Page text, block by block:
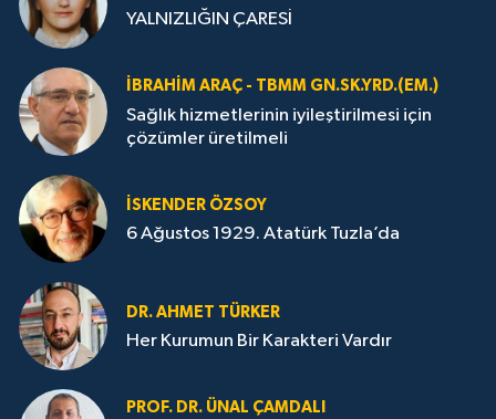
YALNIZLIĞIN ÇARESİ
İBRAHIM ARAÇ - TBMM GN.SK.YRD.(EM.)
Sağlık hizmetlerinin iyileştirilmesi için
çözümler üretilmeli
İSKENDER ÖZSOY
6 Ağustos 1929. Atatürk Tuzla’da
DR. AHMET TÜRKER
Her Kurumun Bir Karakteri Vardır
PROF. DR. ÜNAL ÇAMDALI